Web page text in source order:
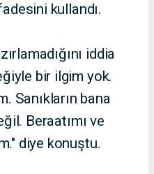
kullandı.
iddia
bir ilgim yok.
Sanıkların bana
Beraatımı ve
diye konuştu.